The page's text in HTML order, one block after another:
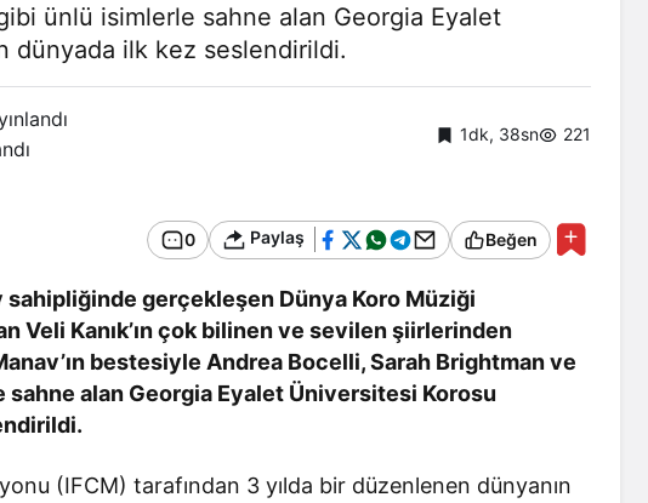
ünlü isimlerle sahne alan Georgia Eyalet
dünyada ilk kez seslendirildi.
1dk, 38sn 221
0 Paylaş Beğen
sahipliğinde gerçekleşen Dünya Koro Müziği
Veli Kanık’ın çok bilinen ve sevilen şiirlerinden
bestesiyle Andrea Bocelli, Sarah Brightman ve
alan Georgia Eyalet Üniversitesi Korosu
(IFCM) tarafından 3 yılda bir düzenlenen dünyanın